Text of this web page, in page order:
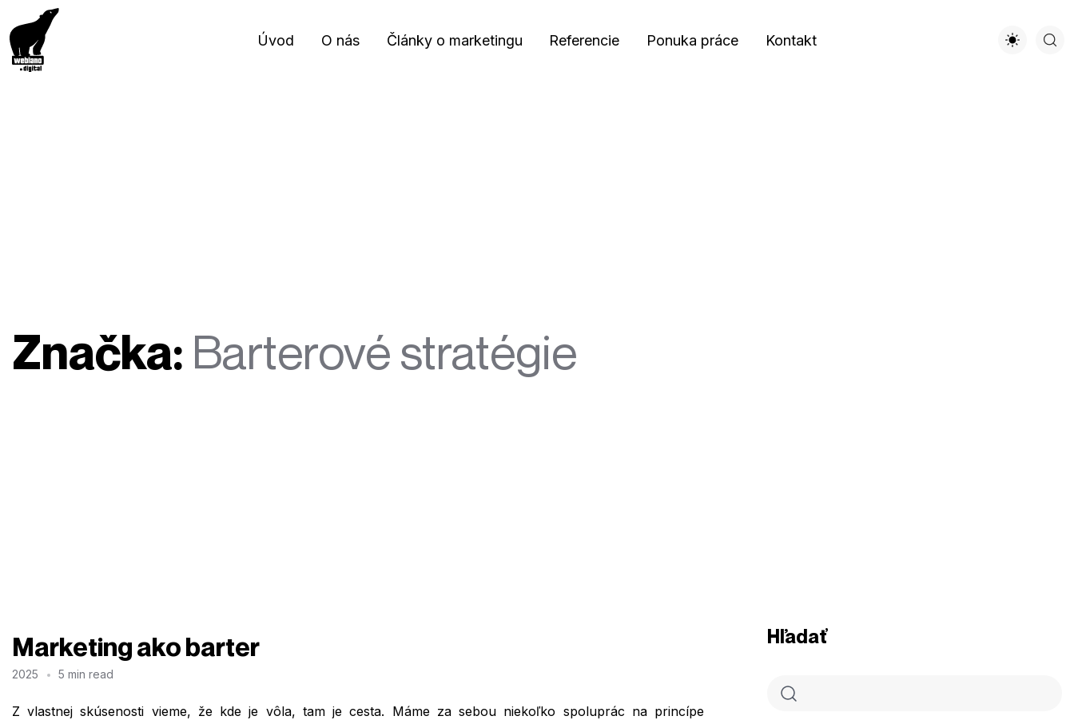
Úvod O nás Články o marketingu Referencie Ponuka práce Kontakt
Značka: Barterové stratégie
Marketing ako barter
2025 5 min read
Z vlastnej skúsenosti vieme, že kde je vôla, tam je cesta. Máme za sebou niekoľko spoluprác na princípe
Hľadať